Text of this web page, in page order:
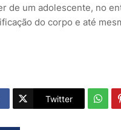
de um adolescente, no
do corpo e até
Twitter